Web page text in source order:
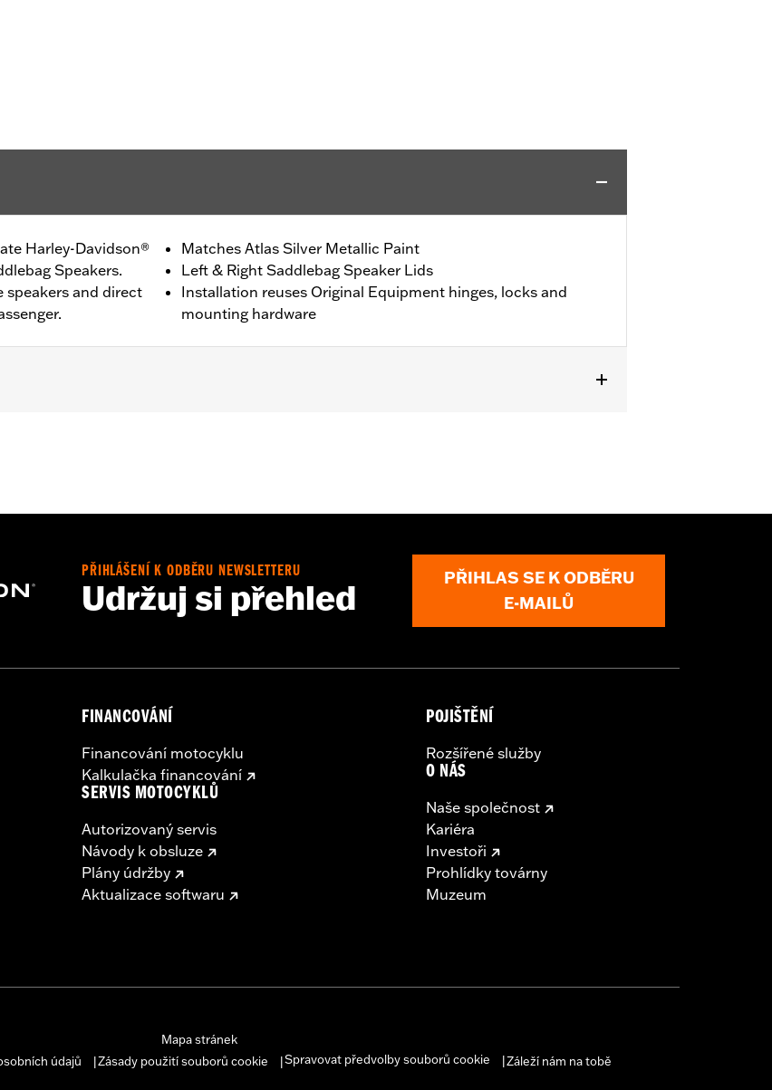
Harley-Davidson®
Speakers.
speakers and direct
Matches Atlas Silver Metallic Paint
Left & Right Saddlebag Speaker Lids
Installation reuses Original Equipment hinges, locks and
mounting hardware
PŘIHLÁŠENÍ K ODBĚRU NEWSLETTERU
Udržuj si přehled
PŘIHLAS SE K ODBĚRU
E-MAILŮ
FINANCOVÁNÍ
Financování motocyklu
Kalkulačka financování
SERVIS MOTOCYKLŮ
Autorizovaný servis
Návody k obsluze
Plány údržby
Aktualizace softwaru
POJIŠTĚNÍ
Rozšířené služby
O NÁS
Naše společnost
Kariéra
Investoři
Prohlídky továrny
Muzeum
Mapa stránek
údajů Zásady použití souborů cookie Spravovat předvolby souborů cookie Záleží nám na tobě